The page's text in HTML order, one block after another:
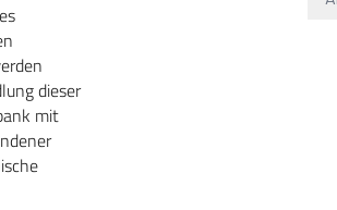
dieser
mit